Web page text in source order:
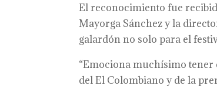
El reconocimiento fue
Mayorga Sánchez y la
galardón no solo para el
“Emociona muchísimo
del El Colombiano y de la